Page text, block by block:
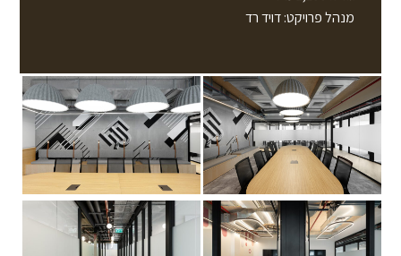
מנהל פרויקט: דויד רד